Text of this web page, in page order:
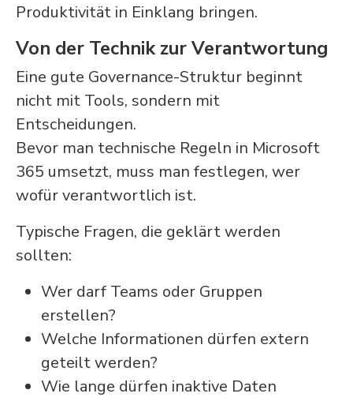
Produktivität in Einklang bringen.
Von der Technik zur Verantwortung
Eine gute Governance-Struktur beginnt
nicht mit Tools, sondern mit
Entscheidungen.
Bevor man technische Regeln in Microsoft
365 umsetzt, muss man festlegen, wer
wofür verantwortlich ist.
Typische Fragen, die geklärt werden
sollten:
Wer darf Teams oder Gruppen
erstellen?
Welche Informationen dürfen extern
geteilt werden?
Wie lange dürfen inaktive Daten